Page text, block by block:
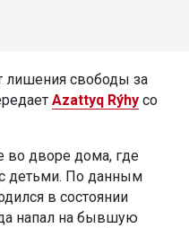
лишения свободы за
Azattyq Rýhy со
во дворе дома, где
детьми. По данным
в состоянии
напал на бывшую